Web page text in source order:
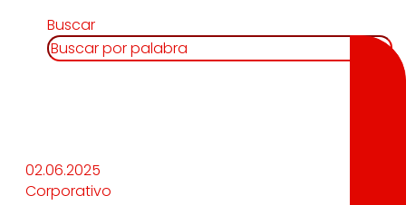
Buscar
02.06.2025
Corporativo